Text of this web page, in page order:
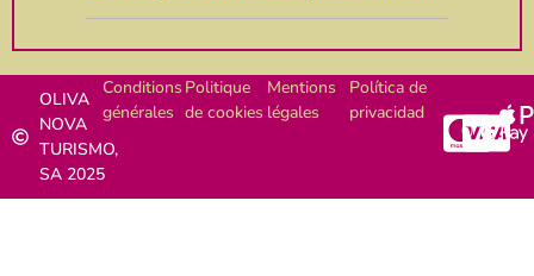
OLIVA
NOVA
TURISMO,
SA 2025
Conditions
générales
Politique
de cookies
Mentions
légales
Política de
privacidad